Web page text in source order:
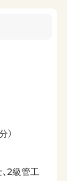
）
2級管工